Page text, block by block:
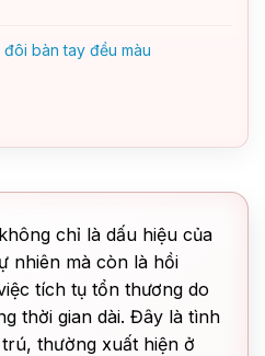
bàn tay đều màu
chỉ là dấu hiệu của
nhiên mà còn là hồi
tích tụ tổn thương do
thời gian dài. Đây là tình
thường xuất hiện ở